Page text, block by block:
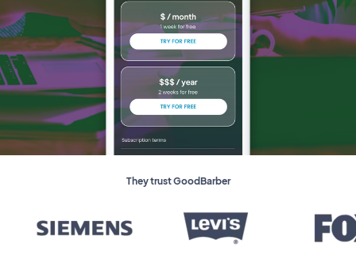
They trust GoodBarber